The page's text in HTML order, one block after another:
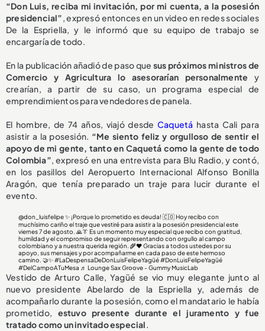
“Don Luis, reciba mi invitación, por mi cuenta, a la posesión
presidencial”, expresó entonces en un video en redes sociales
De la Espriella, y le informó que su equipo de trabajo se
encargaría de todo.
En la publicación añadió de paso que sus próximos ministros de
Comercio y Agricultura lo asesorarían personalmente y
crearían, a partir de su caso, un programa especial de
emprendimientos para vendedores de panela.
El hombre, de 74 años, viajó desdeCaquetá hasta Cali para
asistir a la posesión. “Me siento feliz y orgulloso de sentir el
apoyo de mi gente, tanto en Caquetá como la gente de todo
Colombia”, expresó en una entrevista para Blu Radio, y contó,
en los pasillos del Aeropuerto Internacional Alfonso Bonilla
Aragón, que tenía preparado un traje para lucir durante el
evento.
@don_luisfelipe✨ ¡Porque lo prometido es deuda! 🇨🇴 Hoy recibo con
muchísimo cariño el traje que vestiré para asistir a la posesión presidencial este
viernes 7 de agosto. 🙏👔 Es un momento muy especial que recibo con gratitud,
humildad y el compromiso de seguir representando con orgullo al campo
colombiano y a nuestra querida región. 🌾❤️ Gracias a todos ustedes por su
apoyo, sus mensajes y por acompañarme en cada paso de este hermoso
camino. 🤝✨#LaDespensaDeDonLuisFelipeYagüé #DonLuisFelipeYagüé
#DelCampoATuMesa ♬ Lounge Sax Groove - Gummy MusicLab
Vestido de Arturo Calle, Yagüé se vio muy elegante junto al
nuevo presidente Abelardo de la Espriella y, además de
acompañarlo durante la posesión, como el mandatario le había
prometido, estuvo presente durante el juramento y fue
tratado como un invitado especial.